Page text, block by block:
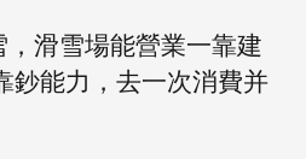
滑雪場能營業一靠建
鈔能力，去一次消費并